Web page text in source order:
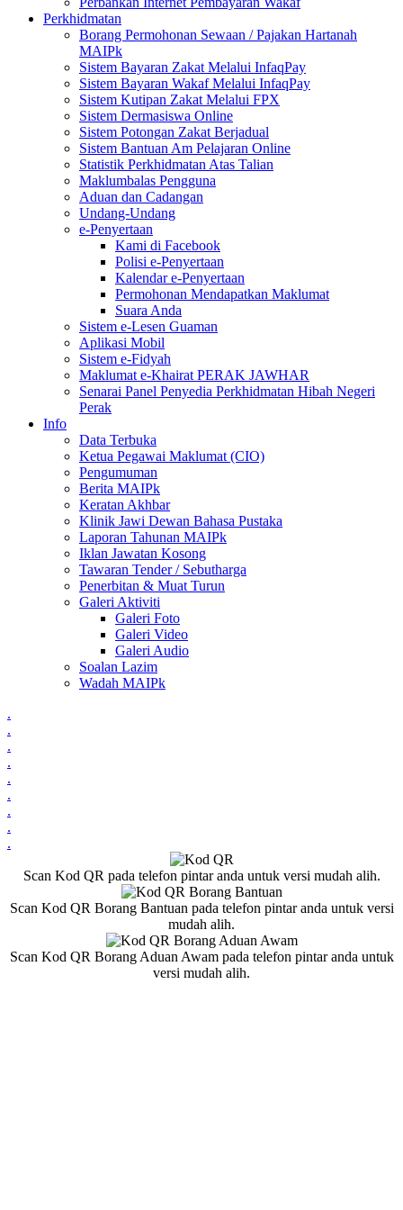
Perkhidmatan
Borang Permohonan Sewaan / Pajakan Hartanah
MAIPk
Sistem Bayaran Zakat Melalui InfaqPay
Sistem Bayaran Wakaf Melalui InfaqPay
Sistem Kutipan Zakat Melalui FPX
Sistem Dermasiswa Online
Sistem Potongan Zakat Berjadual
Sistem Bantuan Am Pelajaran Online
Statistik Perkhidmatan Atas Talian
Maklumbalas Pengguna
Aduan dan Cadangan
Undang-Undang
e-Penyertaan
Kami di Facebook
Polisi e-Penyertaan
Kalendar e-Penyertaan
Permohonan Mendapatkan Maklumat
Suara Anda
Sistem e-Lesen Guaman
Aplikasi Mobil
Sistem e-Fidyah
Maklumat e-Khairat PERAK JAWHAR
Senarai Panel Penyedia Perkhidmatan Hibah Negeri
Perak
Info
Data Terbuka
Ketua Pegawai Maklumat (CIO)
Pengumuman
Berita MAIPk
Keratan Akhbar
Klinik Jawi Dewan Bahasa Pustaka
Laporan Tahunan MAIPk
Iklan Jawatan Kosong
Tawaran Tender / Sebutharga
Penerbitan & Muat Turun
Galeri Aktiviti
Galeri Foto
Galeri Video
Galeri Audio
Soalan Lazim
Wadah MAIPk
.
.
.
.
.
.
.
.
.
Scan Kod QR pada telefon pintar anda untuk versi mudah alih.
Scan Kod QR Borang Bantuan pada telefon pintar anda untuk versi
mudah alih.
Scan Kod QR Borang Aduan Awam pada telefon pintar anda untuk
versi mudah alih.